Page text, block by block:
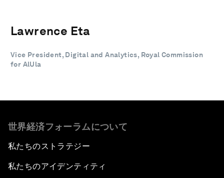
Lawrence Eta
Vice President, Digital and Analytics, Royal Commission
for AlUla
世界経済フォーラムについて
私たちのストラテジー
私たちのアイデンティティ